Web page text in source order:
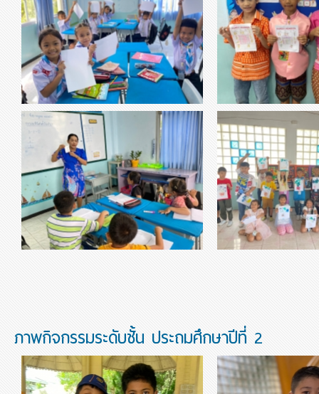
thumbnail-785505.jpg
วิชาคณิตศาสตร์ สมุดเล่มเล็ก thumbnail-432704.jpg
เรื่อง Family members เ
word search
วิชาภาษา
thumbnail-096376.jpg
วิชาคณิตศาสตร์ เรื่องการลบที่มีตัวตั้ง
ไม่เกิน9
thumbnail-418144.jpg
นร ได้ฝึกจินตนาการสร้างส
วิชา ศิลปะ เรื่อง
ก้านก
ภาพกิจกรรมระดับชั้น ประถมศึกษาปีที่ 2